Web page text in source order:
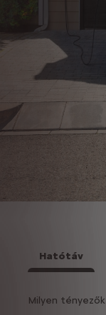
Milyen
Hatótáv